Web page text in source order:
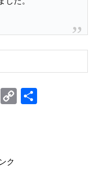
Li C
ク